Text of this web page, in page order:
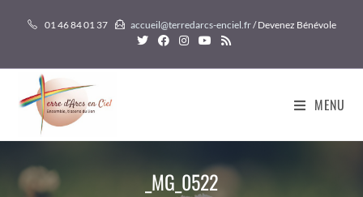
01 46 84 01 37 accueil@terredarcs-enciel.fr/ Devenez Bénévole
MENU
_MG_0522